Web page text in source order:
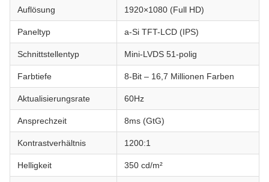
Auflösung 1920×1080 (Full HD)
Paneltyp a-Si TFT-LCD (IPS)
Schnittstellentyp Mini-LVDS 51-polig
Farbtiefe 8-Bit – 16,7 Millionen Farben
Aktualisierungsrate 60Hz
Ansprechzeit 8ms (GtG)
Kontrastverhältnis 1200:1
Helligkeit 350 cd/m²